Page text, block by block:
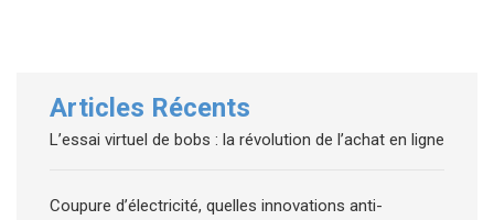
Articles Récents
L’essai virtuel de bobs : la révolution de l’achat en ligne
Coupure d’électricité, quelles innovations anti-